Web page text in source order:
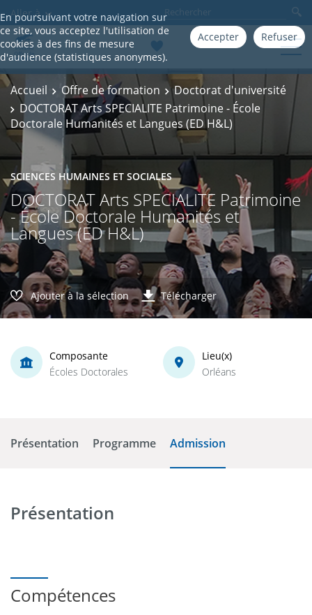
En poursuivant votre navigation sur
ce site, vous acceptez l'utilisation de
cookies à des fins de mesure
d'audience (statistiques anonymes).
Accepter Refuser
Aller à
Accueil Offre de formation
Doctorat d'université
DOCTORAT Arts SPECIALITE Patrimoine - École
Doctorale Humanités et Langues (ED H&L)
SCIENCES HUMAINES ET SOCIALES
DOCTORAT Arts SPECIALITE Patrimoine
- École Doctorale Humanités et
Langues (ED H&L)
Ajouter à la sélection Télécharger
Composante
Écoles Doctorales
Lieu(x)
Orléans
Présentation Programme Admission
Présentation
Compétences